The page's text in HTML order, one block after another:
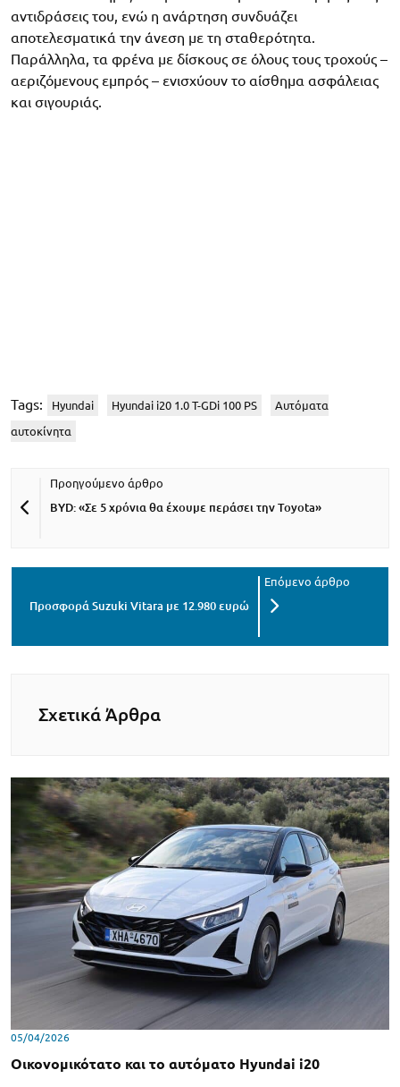
αντιδράσεις του, ενώ η ανάρτηση συνδυάζει
αποτελεσματικά την άνεση με τη σταθερότητα.
Παράλληλα, τα φρένα με δίσκους σε όλους τους τροχούς –
αεριζόμενους εμπρός – ενισχύουν το αίσθημα ασφάλειας
και σιγουριάς.
Tags: Hyundai Hyundai i20 1.0 T-GDi 100 PS Αυτόματα
αυτοκίνητα
BYD: «Σε 5 χρόνια θα έχουμε περάσει την Toyota»
Προσφορά Suzuki Vitara με 12.980 ευρώ
Σχετικά Άρθρα
05/04/2026
Οικονομικότατο και το αυτόματο Hyundai i20